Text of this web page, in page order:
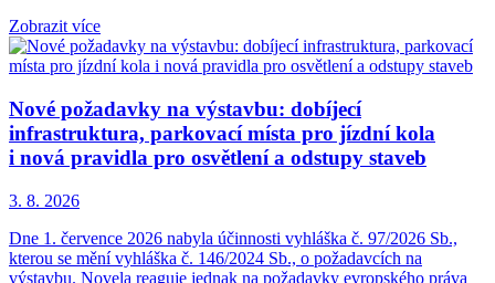
Zobrazit více
Nové požadavky na výstavbu: dobíjecí
infrastruktura, parkovací místa pro jízdní kola
i nová pravidla pro osvětlení a odstupy staveb
3. 8. 2026
Dne 1. července 2026 nabyla účinnosti vyhláška č. 97/2026 Sb.,
kterou se mění vyhláška č. 146/2024 Sb., o požadavcích na
výstavbu. Novela reaguje jednak na požadavky evropského práva